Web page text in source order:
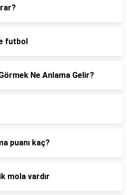
futbol
Ne Anlama Gelir?
puanı kaç?
mola vardır